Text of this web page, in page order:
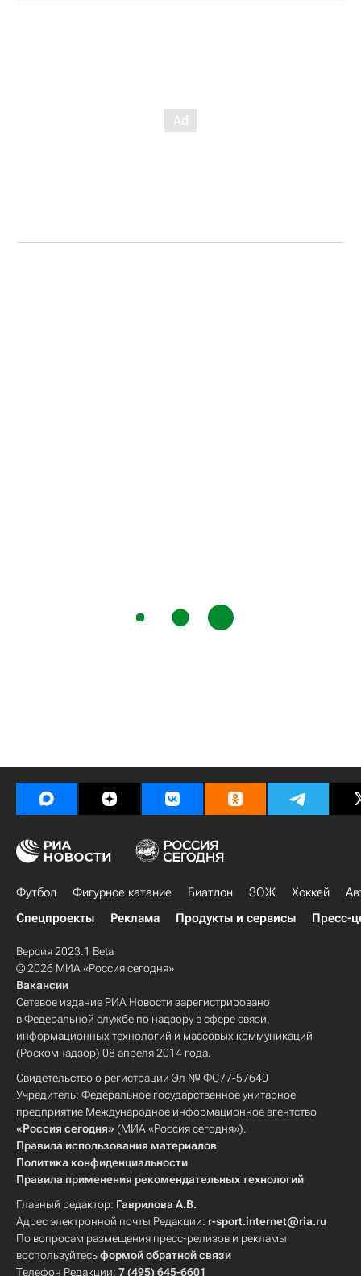
Футбол Фигурное катание Биатлон ЗОЖ Хоккей
Спецпроекты
Реклама Продукты и сервисы Пресс-
Версия 2023.1 Beta
© 2026 МИА «Россия сегодня»
Вакансии
Сетевое издание РИА Новости зарегистрировано
в Федеральной службе по надзору в сфере связи,
информационных технологий и массовых коммуникаций
(Роскомнадзор) 08 апреля 2014 года.
Свидетельство о регистрации Эл № ФС77-57640
Учредитель: Федеральное государственное унитарное
предприятие Международное информационное агентство
«Россия сегодня» (МИА «Россия сегодня»).
Правила использования материалов
Политика конфиденциальности
Правила применения рекомендательных технологий
Главный редактор: Гаврилова А.В.
Адрес электронной почты Редакции: r-sport.internet@ria.ru
По вопросам размещения пресс-релизов и рекламы
воспользуйтесьформой обратной связи
Телефон Редакции: 7 (495) 645-6601